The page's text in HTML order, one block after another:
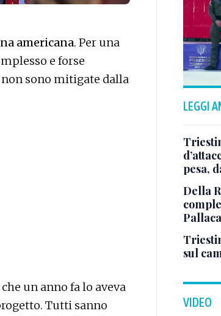
americana. Per una
e forse
sono mitigate dalla
un anno fa lo aveva
Tutti sanno
LEGGI
pesa,
Della
sul
VIDEO